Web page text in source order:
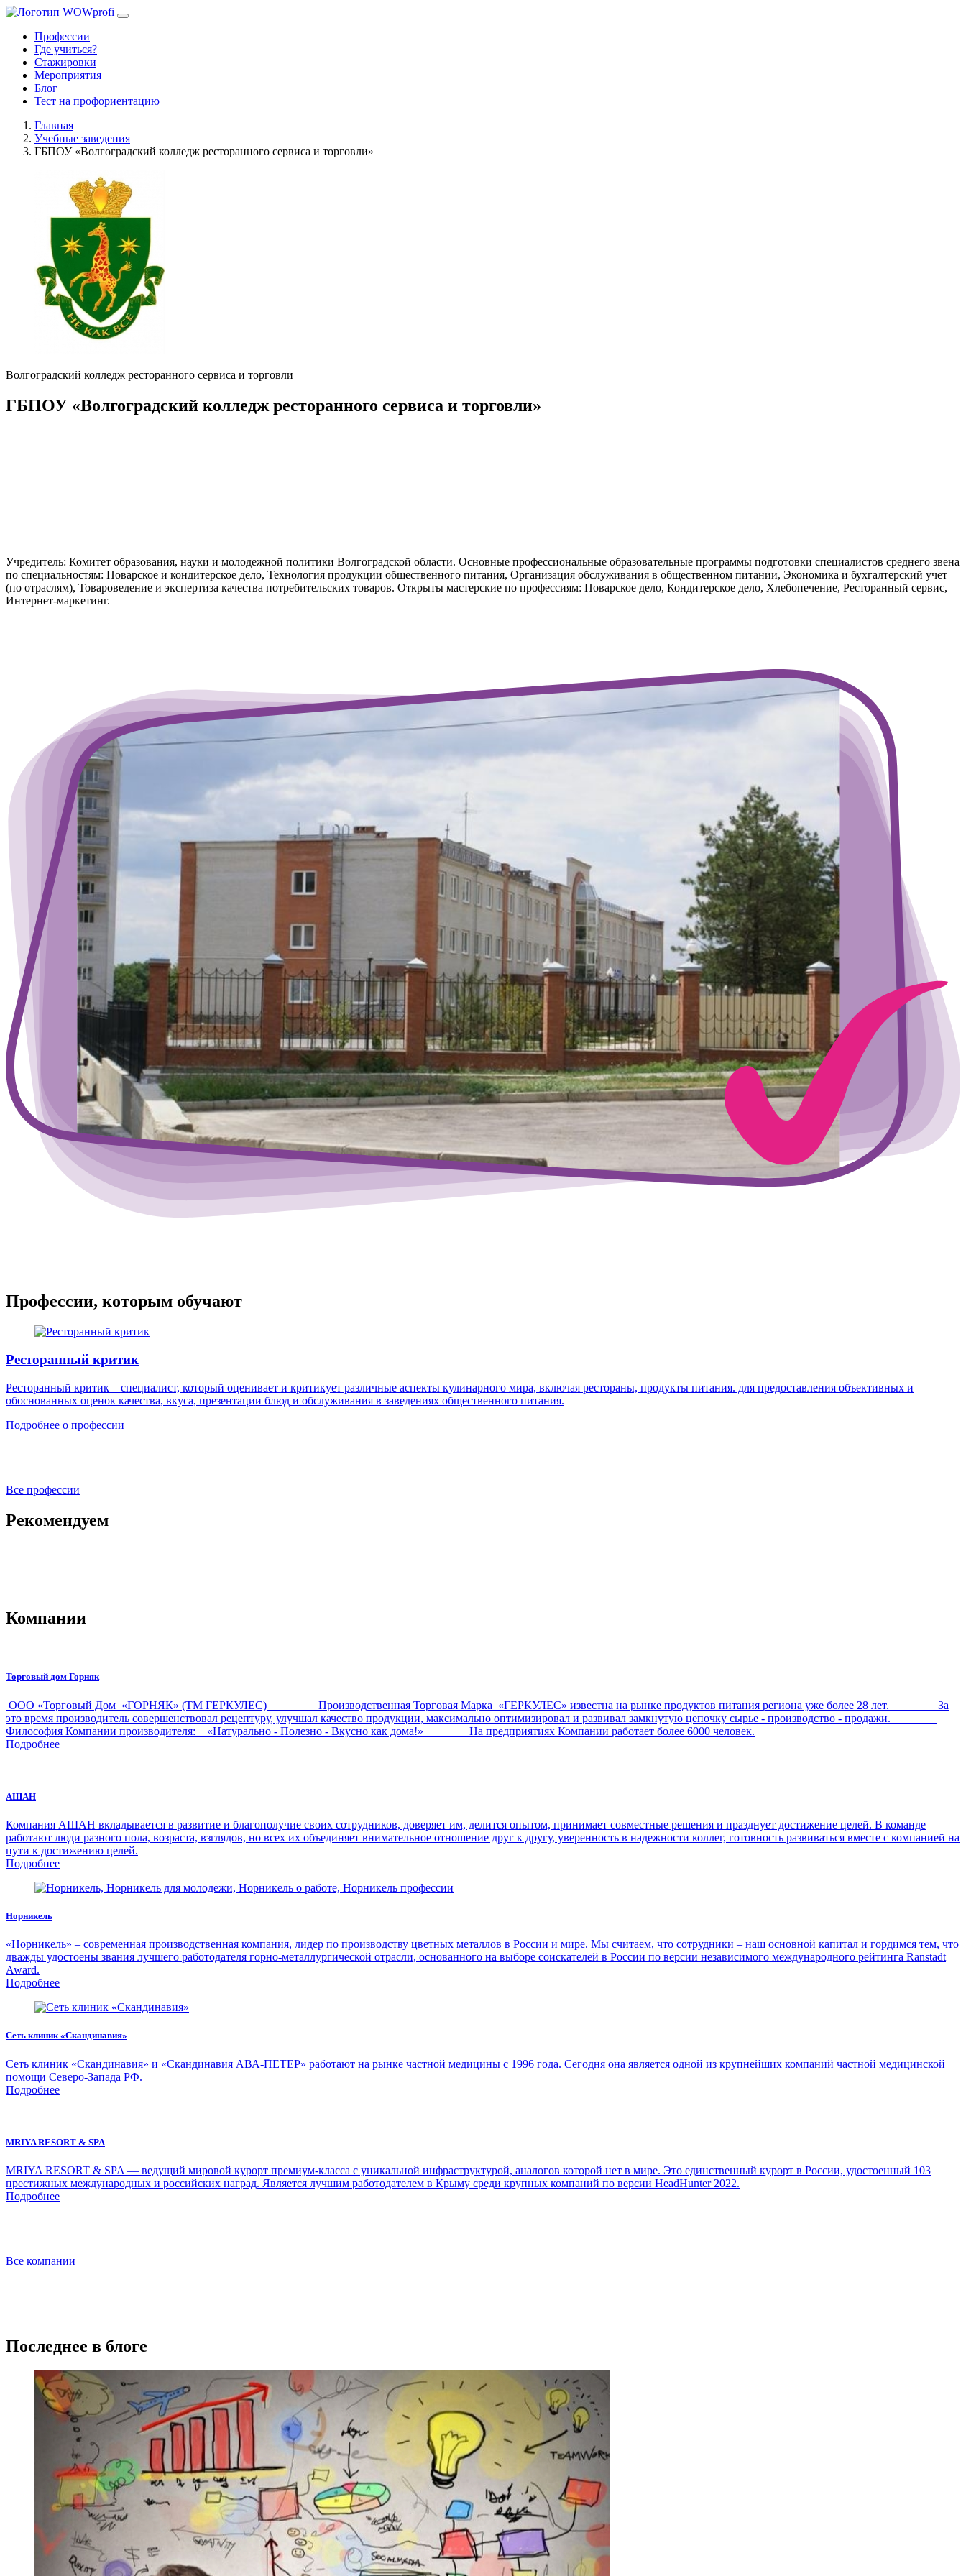
Профессии
Где учиться?
Стажировки
Мероприятия
Блог
Тест на профориентацию
Главная
Учебные заведения
ГБПОУ «Волгоградский колледж ресторанного сервиса и торговли»
Волгоградский колледж ресторанного сервиса и торговли
ГБПОУ «Волгоградский колледж ресторанного сервиса и торговли»
Учредитель: Комитет образования, науки и молодежной политики Волгоградской области. Основные профессиональные образовательные программы подготовки специалистов среднего звена
по специальностям: Поварское и кондитерское дело, Технология продукции общественного питания, Организация обслуживания в общественном питании, Экономика и бухгалтерский учет
(по отраслям), Товароведение и экспертиза качества потребительских товаров. Открыты мастерские по профессиям: Поварское дело, Кондитерское дело, Хлебопечение, Ресторанный сервис,
Интернет-маркетинг.
Профессии, которым обучают
Ресторанный критик
Ресторанный критик – специалист, который оценивает и критикует различные аспекты кулинарного мира, включая рестораны, продукты питания. для предоставления объективных и
обоснованных оценок качества, вкуса, презентации блюд и обслуживания в заведениях общественного питания.
Подробнее о профессии
Все профессии
Рекомендуем
Компании
Торговый дом Горняк
ООО «Торговый Дом «ГОРНЯК» (ТМ ГЕРКУЛЕС) Производственная Торговая Марка «ГЕРКУЛЕС» известна на рынке продуктов питания региона уже более 28 лет. За
это время производитель совершенствовал рецептуру, улучшал качество продукции, максимально оптимизировал и развивал замкнутую цепочку сырье - производство - продажи.
Философия Компании производителя: «Натурально - Полезно - Вкусно как дома!» На предприятиях Компании работает более 6000 человек.
Подробнее
АШАН
Компания АШАН вкладывается в развитие и благополучие своих сотрудников, доверяет им, делится опытом, принимает совместные решения и празднует достижение целей. В команде
работают люди разного пола, возраста, взглядов, но всех их объединяет внимательное отношение друг к другу, уверенность в надежности коллег, готовность развиваться вместе с компанией на
пути к достижению целей.
Подробнее
Норникель
«Норникель» – современная производственная компания, лидер по производству цветных металлов в России и мире. Мы считаем, что сотрудники – наш основной капитал и гордимся тем, что
дважды удостоены звания лучшего работодателя горно-металлургической отрасли, основанного на выборе соискателей в России по версии независимого международного рейтинга Ranstadt
Award.
Подробнее
Сеть клиник «Скандинавия»
Сеть клиник «Скандинавия» и «Скандинавия АВА-ПЕТЕР» работают на рынке частной медицины с 1996 года. Сегодня она является одной из крупнейших компаний частной медицинской
помощи Северо-Запада РФ.
Подробнее
MRIYA RESORT & SPA
MRIYA RESORT & SPA — ведущий мировой курорт премиум-класса с уникальной инфраструктурой, аналогов которой нет в мире. Это единственный курорт в России, удостоенный 103
престижных международных и российских наград. Является лучшим работодателем в Крыму среди крупных компаний по версии HeadHunter 2022.
Подробнее
Все компании
Последнее в блоге